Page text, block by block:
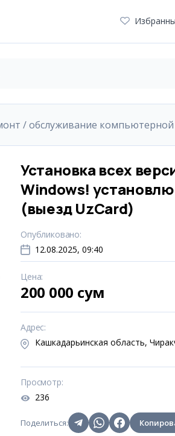
/ обслуживание компьютерной
Установка всех
Windows!
(выезд UzCard)
Опубликовано:
12.08.2025, 09:40
Цена:
200 000 сум
Адрес:
Кашкадарьинская область,
Просмотр:
236
Поделиться: